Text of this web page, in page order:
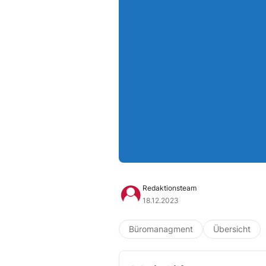
Redaktionsteam
18.12.2023
Büromanagment Übersicht